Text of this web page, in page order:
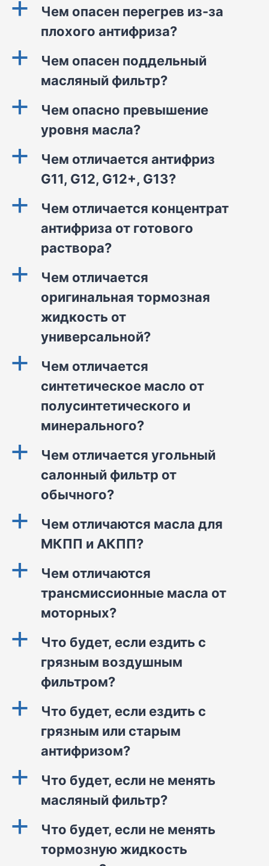
a
Чем опасен перегрев из-за
плохого антифриза?
a
Чем опасен поддельный
масляный фильтр?
a
Чем опасно превышение
уровня масла?
a
Чем отличается антифриз
G11, G12, G12+, G13?
a
Чем отличается концентрат
антифриза от готового
раствора?
a
Чем отличается
оригинальная тормозная
жидкость от
универсальной?
a
Чем отличается
синтетическое масло от
полусинтетического и
минерального?
a
Чем отличается угольный
салонный фильтр от
обычного?
a
Чем отличаются масла для
МКПП и АКПП?
a
Чем отличаются
трансмиссионные масла от
моторных?
a
Что будет, если ездить с
грязным воздушным
фильтром?
a
Что будет, если ездить с
грязным или старым
антифризом?
a
Что будет, если не менять
масляный фильтр?
a
Что будет, если не менять
тормозную жидкость